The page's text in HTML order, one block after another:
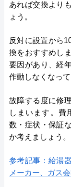
あれば交換より
ょう。
反対に設置から
換をおすすめし
要因があり、経
作動しなくなって
故障する度に修
しまいます。費
数・症状・保証
か考えましょう。
参考記事：給湯
メーカー、ガス